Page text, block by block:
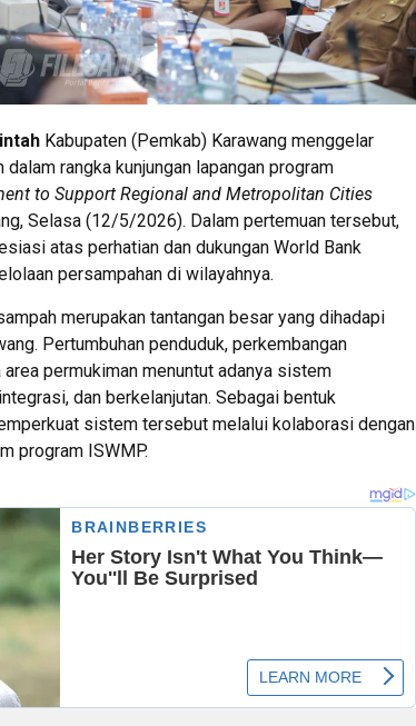
Kabupaten (Pemkab) Karawang menggelar
rangka kunjungan lapangan program
to Support Regional and Metropolitan Cities
Selasa (12/5/2026). Dalam pertemuan tersebut,
atas perhatian dan dukungan World Bank
persampahan di wilayahnya.
merupakan tantangan besar yang dihadapi
Pertumbuhan penduduk, perkembangan
permukiman menuntut adanya sistem
dan berkelanjutan. Sebagai bentuk
sistem tersebut melalui kolaborasi dengan
program ISWMP.